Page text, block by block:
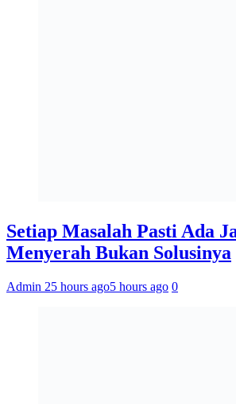
Setiap Masalah Pasti Ada
Menyerah Bukan Solusinya
Admin 25 hours ago5 hours ago 0